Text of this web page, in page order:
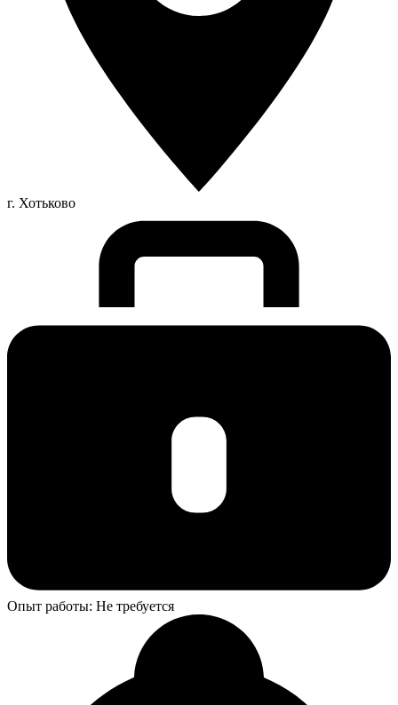
г. Хотьково
Опыт работы: Не требуется